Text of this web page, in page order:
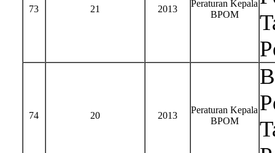
73 21 2013
Peraturan Kepala
BPOM
74 20 2013
Peraturan Kepala
BPOM